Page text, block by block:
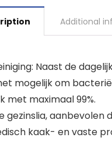
Additional
Naast de
mogelijk om
met maximaal 99%.
gezinslia,
kaak- en vaste